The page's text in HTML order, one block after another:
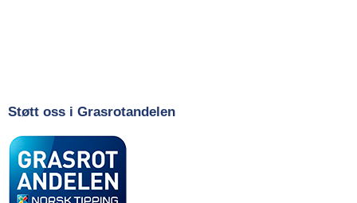
Støtt oss i Grasrotandelen